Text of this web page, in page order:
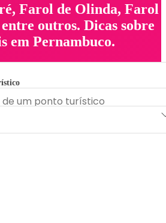
Farol de Olinda, Farol
outros. Dicas sobre
em Pernambuco.